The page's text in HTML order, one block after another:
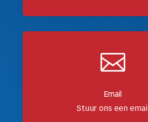

Email
Stuur ons een email